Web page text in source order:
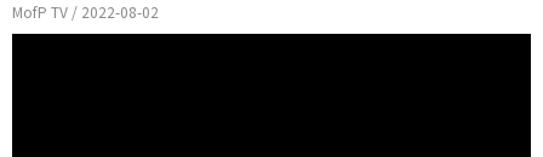
MofP TV / 2022-08-02